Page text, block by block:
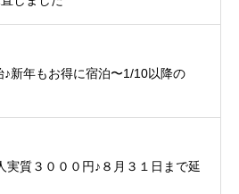
新年もお得に宿泊〜1/10以降の
実質３０００円♪８月３１日まで延